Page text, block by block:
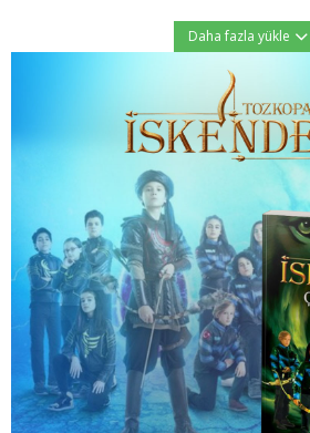
Daha fazla yükle